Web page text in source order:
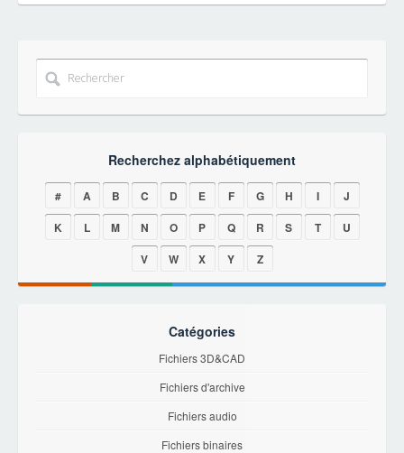
Recherchez alphabétiquement
# A B C D E F G H I
J
K
L M N O P Q R S T
U
V
W X Y Z
Catégories
Fichiers 3D&CAD
Fichiers d'archive
Fichiers audio
Fichiers binaires